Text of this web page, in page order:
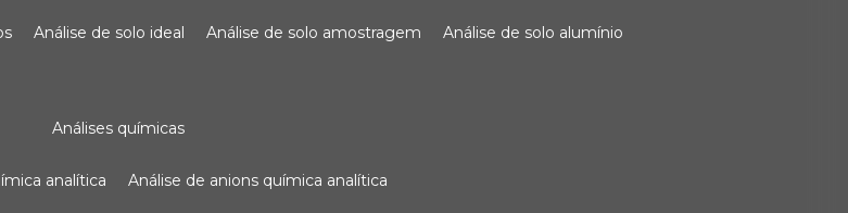
análise de solo ideal análise de solo amostragem análise de solo alumínio
análises químicas
analítica análise de anions química analítica